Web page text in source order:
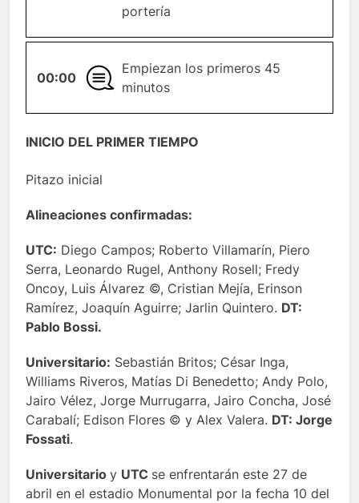
portería
00:00GENERAL
Empiezan los primeros 45
minutos
INICIO DEL PRIMER TIEMPO
Pitazo inicial
Alineaciones confirmadas:
UTC: Diego Campos; Roberto Villamarín, Piero
Serra, Leonardo Rugel, Anthony Rosell; Fredy
Oncoy, Luis Álvarez ©, Cristian Mejía, Erinson
Ramírez, Joaquín Aguirre; Jarlin Quintero. DT:
Pablo Bossi.
Universitario: Sebastián Britos; César Inga,
Williams Riveros, Matías Di Benedetto; Andy Polo,
Jairo Vélez, Jorge Murrugarra, Jairo Concha, José
Carabalí; Edison Flores © y Alex Valera. DT: Jorge
Fossati.
Universitario y UTC se enfrentarán este 27 de
abril en el estadio Monumental por la fecha 10 del